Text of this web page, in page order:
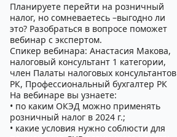
Планируете перейти на розничный
налог, но сомневаетесь –выгодно ли
это? Разобраться в вопросе поможет
вебинар с экспертом.
Спикер вебинара: Анастасия Макова,
налоговый консультант 1 категории,
член Палаты налоговых консультантов
РК, Профессиональный бухгалтер РК
На вебинаре вы узнаете:
• по каким ОКЭД можно применять
розничный налог в 2024 г.;
• какие условия нужно соблюсти для